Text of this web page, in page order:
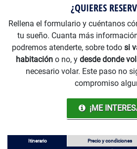
¿QUIERES
Rellena el formulario y cuéntanos
tu sueño. Cuanta más
podremos atenderte, sobre todo si
habitación o no, y desde donde
necesario volar. Este paso no
compromiso
¡ME
Itinerario Precio y condiciones